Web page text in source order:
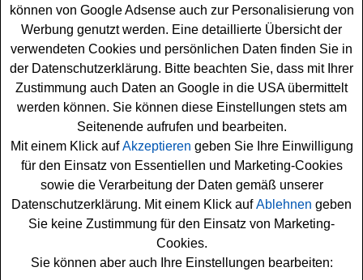
Alle Trailrunner unter den Gewinnern sollten sich dieses
kostenlose Scott Gewinnspiel genauer anschauen. Scott
Running verlost einenStartplatzfür ein beliebiges
Ultraks Zermatt 2026 Rennen - inklusive Übernachtung
im Hotel, einem Scott Outfit und Meet and Greet. Mit
etwas können Sie dieses tolle Package mit Startplatz
gewinnen.
Falls Sie an dem Scott Gewinnspiel kostenlos
teilnehmen möchten, müssen Sie kurz das kleine
Formular ausfüllen. Vielleicht haben sie ja Glück und
können den begehrten Startplatz gewinnen?
Scott verlost einen Ultraks 2026 Startplatz
können von Google Adsense auch zur Personalisierung von
Werbung genutzt werden. Eine detaillierte Übersicht der
verwendeten Cookies und persönlichen Daten finden Sie in
der Datenschutzerklärung. Bitte beachten Sie, dass mit Ihrer
Zustimmung auch Daten an Google in die USA übermittelt
werden können. Sie können diese Einstellungen stets am
Seitenende aufrufen und bearbeiten.
Mit einem Klick aufAkzeptieren geben Sie Ihre Einwilligung
für den Einsatz von Essentiellen und Marketing-Cookies
sowie die Verarbeitung der Daten gemäß unserer
Datenschutzerklärung. Mit einem Klick aufAblehnen geben
Sie keine Zustimmung für den Einsatz von Marketing-
Cookies.
Sie können aber auch Ihre Einstellungen bearbeiten: